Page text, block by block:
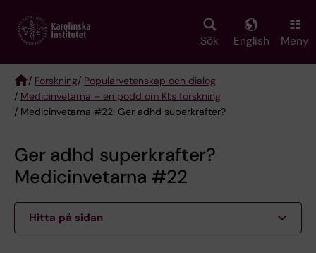
main
Sök English Meny
Breadcrumb
/ Forskning/ Populärvetenskap och dialog
/ Medicinvetarna – en podd om KI:s forskning
/ Medicinvetarna #22: Ger adhd superkrafter?
Ger adhd superkrafter?
Medicinvetarna #22
Hitta på sidan